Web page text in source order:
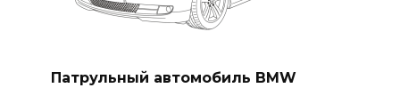
Патрульный автомобиль BMW